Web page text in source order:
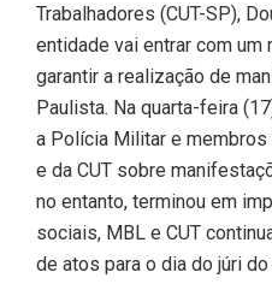
Trabalhadores (CUT-SP),
entidade vai entrar com um
garantir a realização de
Paulista. Na quarta-feira
a Polícia Militar e
e da CUT sobre
no entanto, terminou em
sociais, MBL e CUT
de atos para o dia do júri